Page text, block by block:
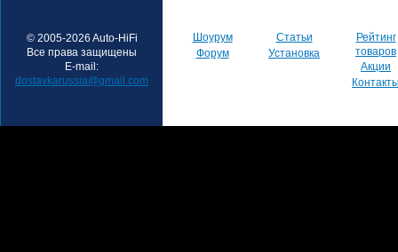
© 2005-2026 Auto-HiFi
Все права защищены
E-mail:
dostavkarussia@gmail.com
Шоурум
Форум
Статьи
Установка
Рейтинг
товаров
Акции